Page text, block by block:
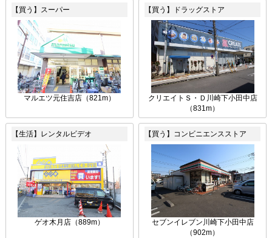
【買う】スーパー
マルエツ元住吉店（821m）
【買う】ドラッグストア
クリエイトＳ・Ｄ川崎下小田中店
（831m）
【生活】レンタルビデオ
ゲオ木月店（889m）
【買う】コンビニエンスストア
セブンイレブン川崎下小田中店
（902m）